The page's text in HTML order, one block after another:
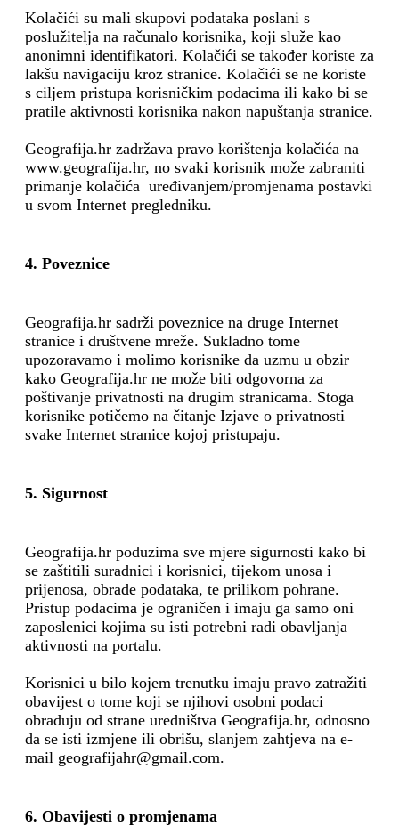
Kolačići su mali skupovi podataka poslani s
poslužitelja na računalo korisnika, koji služe kao
anonimni identifikatori. Kolačići se također koriste za
lakšu navigaciju kroz stranice. Kolačići se ne koriste
s ciljem pristupa korisničkim podacima ili kako bi se
pratile aktivnosti korisnika nakon napuštanja stranice.
Geografija.hr zadržava pravo korištenja kolačića na
www.geografija.hr, no svaki korisnik može zabraniti
primanje kolačića uređivanjem/promjenama postavki
u svom Internet pregledniku.
4. Poveznice
Geografija.hr sadrži poveznice na druge Internet
stranice i društvene mreže. Sukladno tome
upozoravamo i molimo korisnike da uzmu u obzir
kako Geografija.hr ne može biti odgovorna za
poštivanje privatnosti na drugim stranicama. Stoga
korisnike potičemo na čitanje Izjave o privatnosti
svake Internet stranice kojoj pristupaju.
5. Sigurnost
Geografija.hr poduzima sve mjere sigurnosti kako bi
se zaštitili suradnici i korisnici, tijekom unosa i
prijenosa, obrade podataka, te prilikom pohrane.
Pristup podacima je ograničen i imaju ga samo oni
zaposlenici kojima su isti potrebni radi obavljanja
aktivnosti na portalu.
Korisnici u bilo kojem trenutku imaju pravo zatražiti
obavijest o tome koji se njihovi osobni podaci
obrađuju od strane uredništva Geografija.hr, odnosno
da se isti izmjene ili obrišu, slanjem zahtjeva na e-
mail geografijahr@gmail.com.
6. Obavijesti o promjenama